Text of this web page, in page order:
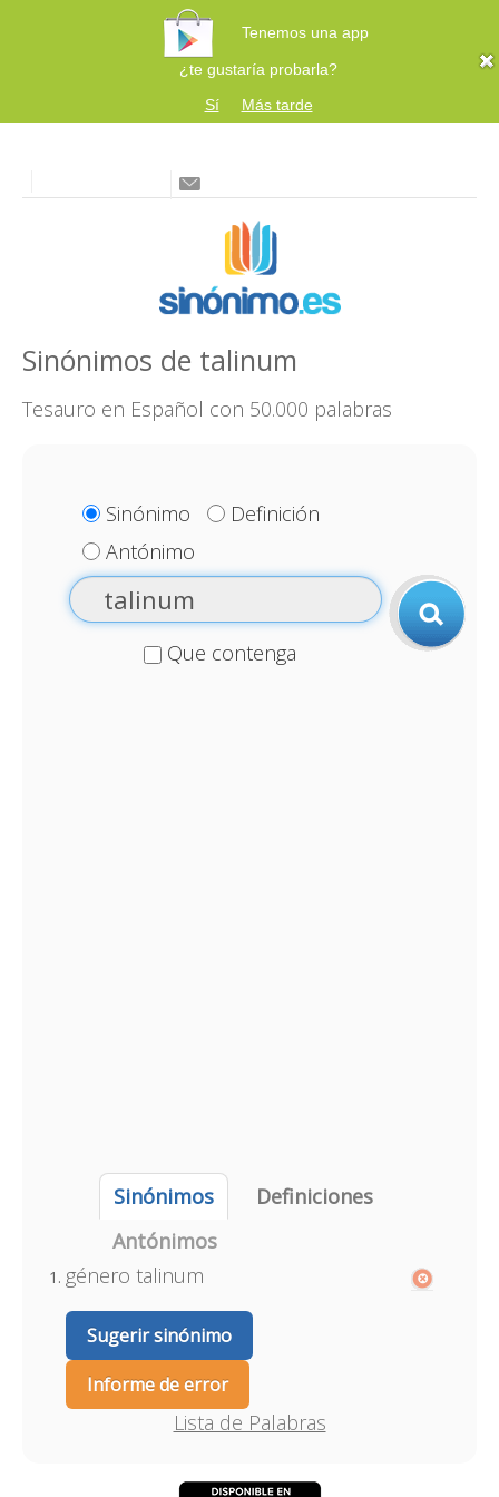
Tenemos una app
¿te gustaría probarla?
Sí
Más tarde
Sinónimos de talinum
Tesauro en Español con 50.000 palabras
Sinónimo
Definición
Antónimo
Que contenga
Sinónimos
Definiciones
Antónimos
género talinum
Sugerir sinónimo
Informe de error
Lista de Palabras